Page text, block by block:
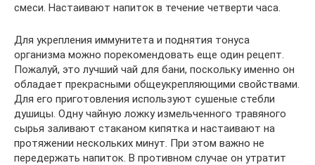
смеси. Настаивают напиток в течение четверти часа.
Для укрепления иммунитета и поднятия тонуса
организма можно порекомендовать еще один рецепт.
Пожалуй, это лучший чай для бани, поскольку именно он
обладает прекрасными общеукрепляющими свойствами.
Для его приготовления используют сушеные стебли
душицы. Одну чайную ложку измельченного травяного
сырья заливают стаканом кипятка и настаивают на
протяжении нескольких минут. При этом важно не
передержать напиток. В противном случае он утратит